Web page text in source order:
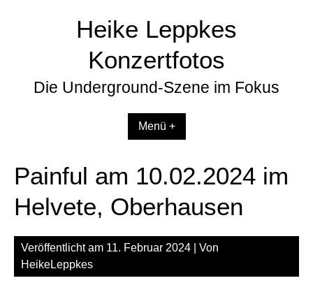
Heike Leppkes
Konzertfotos
Die Underground-Szene im Fokus
Menü +
Painful am 10.02.2024 im
Helvete, Oberhausen
Veröffentlicht am 11. Februar 2024 | Von
HeikeLeppkes